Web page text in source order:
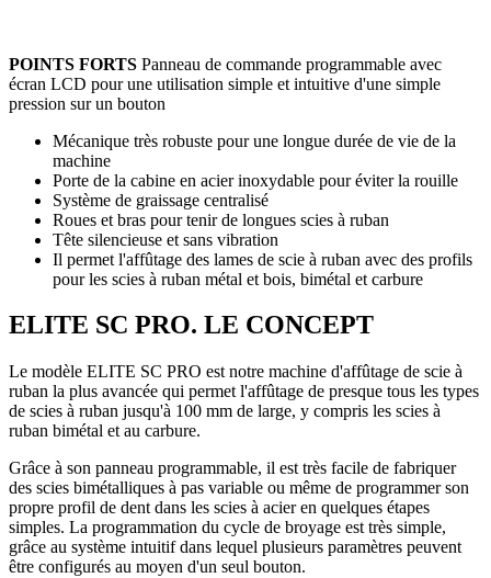
POINTS FORTS Panneau de commande programmable avec
écran LCD pour une utilisation simple et intuitive d'une simple
pression sur un bouton
Mécanique très robuste pour une longue durée de vie de la
machine
Porte de la cabine en acier inoxydable pour éviter la rouille
Système de graissage centralisé
Roues et bras pour tenir de longues scies à ruban
Tête silencieuse et sans vibration
Il permet l'affûtage des lames de scie à ruban avec des profils
pour les scies à ruban métal et bois, bimétal et carbure
ELITE SC PRO. LE CONCEPT
Le modèle ELITE SC PRO est notre machine d'affûtage de scie à
ruban la plus avancée qui permet l'affûtage de presque tous les types
de scies à ruban jusqu'à 100 mm de large, y compris les scies à
ruban bimétal et au carbure.
Grâce à son panneau programmable, il est très facile de fabriquer
des scies bimétalliques à pas variable ou même de programmer son
propre profil de dent dans les scies à acier en quelques étapes
simples. La programmation du cycle de broyage est très simple,
grâce au système intuitif dans lequel plusieurs paramètres peuvent
être configurés au moyen d'un seul bouton.